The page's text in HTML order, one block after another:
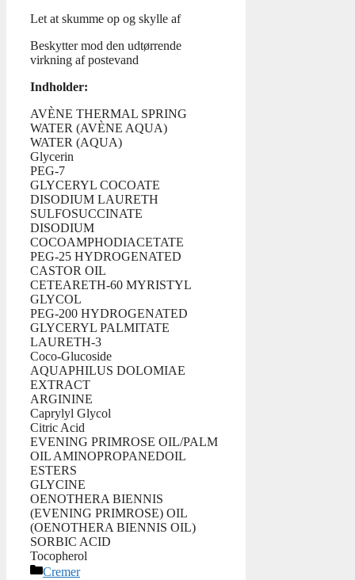
Let at skumme op og skylle af
Beskytter mod den udtørrende
virkning af postevand
Indholder:
AVÈNE THERMAL SPRING
WATER (AVÈNE AQUA)
WATER (AQUA)
Glycerin
PEG-7
GLYCERYL COCOATE
DISODIUM LAURETH
SULFOSUCCINATE
DISODIUM
COCOAMPHODIACETATE
PEG-25 HYDROGENATED
CASTOR OIL
CETEARETH-60 MYRISTYL
GLYCOL
PEG-200 HYDROGENATED
GLYCERYL PALMITATE
LAURETH-3
Coco-Glucoside
AQUAPHILUS DOLOMIAE
EXTRACT
ARGININE
Caprylyl Glycol
Citric Acid
EVENING PRIMROSE OIL/PALM
OIL AMINOPROPANEDOIL
ESTERS
GLYCINE
OENOTHERA BIENNIS
(EVENING PRIMROSE) OIL
(OENOTHERA BIENNIS OIL)
SORBIC ACID
Tocopherol
Kategorier
Cremer